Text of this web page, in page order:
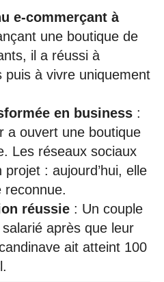
e-commerçant à
une boutique de
il a réussi à
puis à vivre uniquement
en business :
a ouvert une boutique
Les réseaux sociaux
: aujourd’hui, elle
reconnue.
réussie : Un couple
après que leur
ait atteint 100